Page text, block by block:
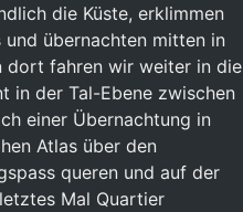
die Küste, erklimmen
übernachten mitten in
dort fahren wir weiter in die
in der Tal-Ebene zwischen
einer Übernachtung in
Atlas über den
queren und auf der
Mal Quartier